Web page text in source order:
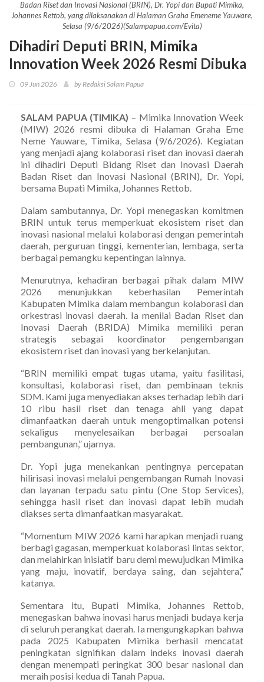
Badan Riset dan Inovasi Nasional (BRIN), Dr. Yopi dan Bupati Mimika,
Johannes Rettob, yang dilaksanakan di Halaman Graha Emeneme Yauware,
Selasa (9/6/2026)(Salampapua.com/Evita)
Dihadiri Deputi BRIN, Mimika
Innovation Week 2026 Resmi Dibuka
09 Jun 2026 by Redaksi Salam Papua
SALAM PAPUA (TIMIKA) – Mimika Innovation Week
(MIW) 2026 resmi dibuka di Halaman Graha Eme
Neme Yauware, Timika, Selasa (9/6/2026). Kegiatan
yang menjadi ajang kolaborasi riset dan inovasi daerah
ini dihadiri Deputi Bidang Riset dan Inovasi Daerah
Badan Riset dan Inovasi Nasional (BRIN), Dr. Yopi,
bersama Bupati Mimika, Johannes Rettob.
Dalam sambutannya, Dr. Yopi menegaskan komitmen
BRIN untuk terus memperkuat ekosistem riset dan
inovasi nasional melalui kolaborasi dengan pemerintah
daerah, perguruan tinggi, kementerian, lembaga, serta
berbagai pemangku kepentingan lainnya.
Menurutnya, kehadiran berbagai pihak dalam MIW
2026 menunjukkan keberhasilan Pemerintah
Kabupaten Mimika dalam membangun kolaborasi dan
orkestrasi inovasi daerah. Ia menilai Badan Riset dan
Inovasi Daerah (BRIDA) Mimika memiliki peran
strategis sebagai koordinator pengembangan
ekosistem riset dan inovasi yang berkelanjutan.
“BRIN memiliki empat tugas utama, yaitu fasilitasi,
konsultasi, kolaborasi riset, dan pembinaan teknis
SDM. Kami juga menyediakan akses terhadap lebih dari
10 ribu hasil riset dan tenaga ahli yang dapat
dimanfaatkan daerah untuk mengoptimalkan potensi
sekaligus menyelesaikan berbagai persoalan
pembangunan,” ujarnya.
Dr. Yopi juga menekankan pentingnya percepatan
hilirisasi inovasi melalui pengembangan Rumah Inovasi
dan layanan terpadu satu pintu (One Stop Services),
sehingga hasil riset dan inovasi dapat lebih mudah
diakses serta dimanfaatkan masyarakat.
“Momentum MIW 2026 kami harapkan menjadi ruang
berbagi gagasan, memperkuat kolaborasi lintas sektor,
dan melahirkan inisiatif baru demi mewujudkan Mimika
yang maju, inovatif, berdaya saing, dan sejahtera,”
katanya.
Sementara itu, Bupati Mimika, Johannes Rettob,
menegaskan bahwa inovasi harus menjadi budaya kerja
di seluruh perangkat daerah. Ia mengungkapkan bahwa
pada 2025 Kabupaten Mimika berhasil mencatat
peningkatan signifikan dalam indeks inovasi daerah
dengan menempati peringkat 300 besar nasional dan
meraih posisi kedua di Tanah Papua.